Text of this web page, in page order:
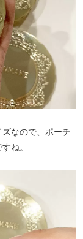
なので、ポーチ
ね。